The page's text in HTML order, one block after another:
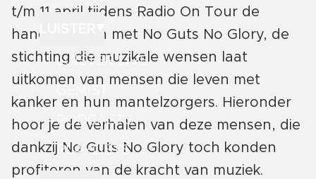
LUISTER LIVE
PODCASTS
PLAYLISTS
t/m 11 april tijdens Radio On Tour de
handen ineen met No Guts No Glory, de
stichting die muzikale wensen laat
uitkomen van mensen die leven met
kanker en hun mantelzorgers. Hieronder
hoor je de verhalen van deze mensen, die
dankzij No Guts No Glory toch konden
profiteren van de kracht van muziek.